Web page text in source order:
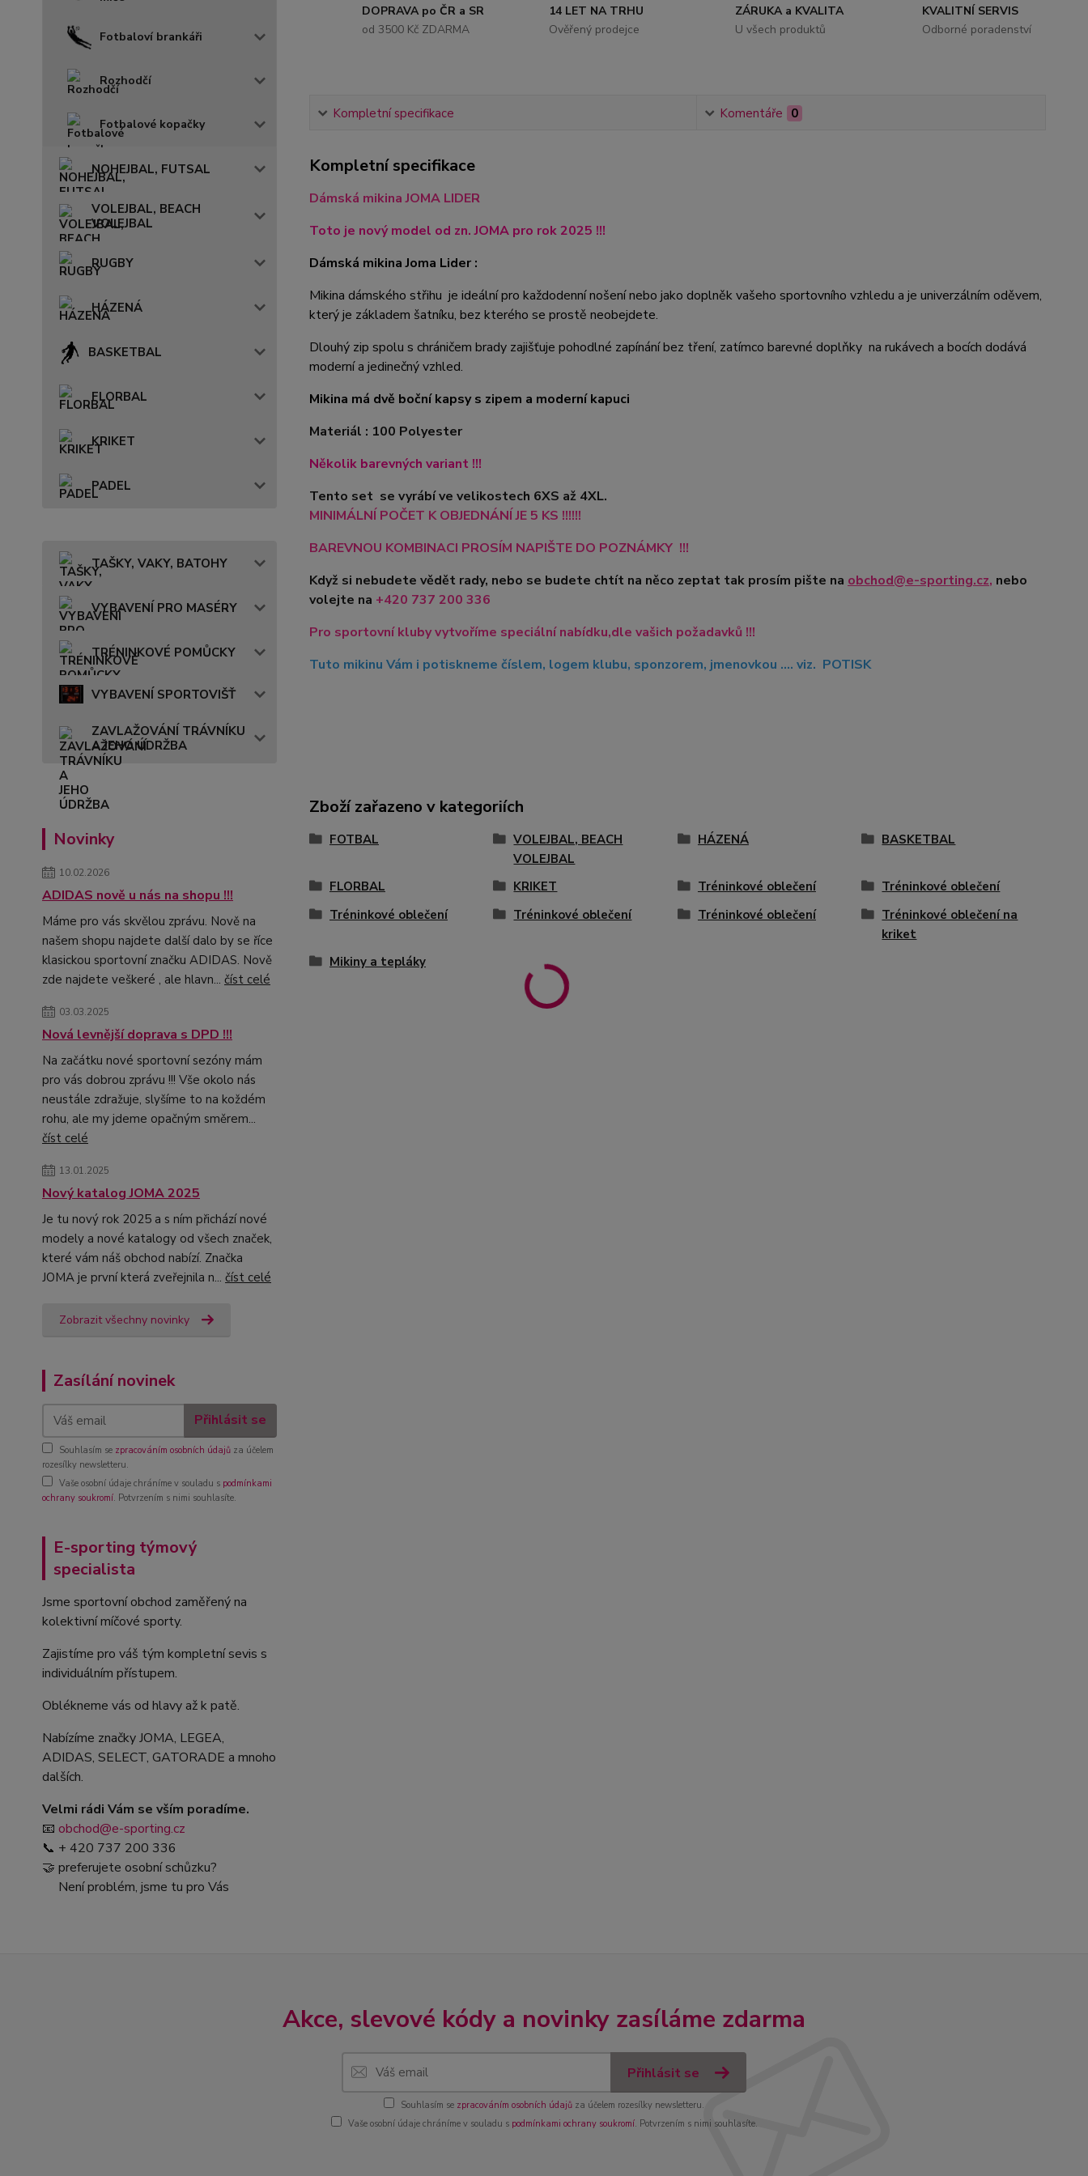
Fotbaloví brankáři
Rozhodčí
Fotbalové kopačky
NOHEJBAL, FUTSAL
VOLEJBAL, BEACH
VOLEJBAL
RUGBY
HÁZENÁ
BASKETBAL
FLORBAL
KRIKET
PADEL
TAŠKY, VAKY, BATOHY
VYBAVENÍ PRO MASÉRY
TRÉNINKOVÉ POMŮCKY
VYBAVENÍ SPORTOVIŠŤ
ZAVLAŽOVÁNÍ TRÁVNÍKU
A JEHO ÚDRŽBA
Novinky
10.02.2026
ADIDAS nově u nás na shopu !!!
Máme pro vás skvělou zprávu. Nově na
našem shopu najdete další dalo by se říce
klasickou sportovní značku ADIDAS. Nově
zde najdete veškeré , ale hlavn... číst celé
03.03.2025
Nová levnější doprava s DPD !!!
Na začátku nové sportovní sezóny mám
pro vás dobrou zprávu !!! Vše okolo nás
neustále zdražuje, slyšíme to na koždém
rohu, ale my jdeme opačným směrem...
číst celé
13.01.2025
Nový katalog JOMA 2025
Je tu nový rok 2025 a s ním přichází nové
modely a nové katalogy od všech značek,
které vám náš obchod nabízí. Značka
JOMA je první která zveřejnila n... číst celé
Zobrazit všechny novinky
Zasílání novinek
Přihlásit se
Souhlasím se zpracováním osobních údajů za účelem
rozesílky newsletteru.
Vaše osobní údaje chráníme v souladu s podmínkami
ochrany soukromí. Potvrzením s nimi souhlasíte.
E-sporting týmový
specialista
Jsme sportovní obchod zaměřený na
kolektivní míčové sporty.
Zajistíme pro váš tým kompletní sevis s
individuálním přístupem.
Oblékneme vás od hlavy až k patě.
Nabízíme značky JOMA, LEGEA,
ADIDAS, SELECT, GATORADE a mnoho
dalších.
Velmi rádi Vám se vším poradíme.
📧 obchod@e-sporting.cz
📞 + 420 737 200 336
🤝 preferujete osobní schůzku?
Není problém, jsme tu pro Vás
DOPRAVA po ČR a SR
od 3500 Kč ZDARMA
14 LET NA TRHU
Ověřený prodejce
ZÁRUKA a KVALITA
U všech produktů
KVALITNÍ SERVIS
Odborné poradenství
Kompletní specifikace Komentáře 0
Kompletní specifikace
Dámská mikina JOMA LIDER
Toto je nový model od zn. JOMA pro rok 2025 !!!
Dámská mikina Joma Lider :
Mikina dámského střihu je ideální pro každodenní nošení nebo jako doplněk vašeho sportovního vzhledu a je univerzálním oděvem,
který je základem šatníku, bez kterého se prostě neobejdete.
Dlouhý zip spolu s chráničem brady zajišťuje pohodlné zapínání bez tření, zatímco barevné doplňky na rukávech a bocích dodává
moderní a jedinečný vzhled.
Mikina má dvě boční kapsy s zipem a moderní kapuci
Materiál : 100 Polyester
Několik barevných variant !!!
Tento set se vyrábí ve velikostech 6XS až 4XL.
MINIMÁLNÍ POČET K OBJEDNÁNÍ JE 5 KS !!!!!!
BAREVNOU KOMBINACI PROSÍM NAPIŠTE DO POZNÁMKY !!!
Když si nebudete vědět rady, nebo se budete chtít na něco zeptat tak prosím pište na obchod@e-sporting.cz, nebo
volejte na +420 737 200 336
Pro sportovní kluby vytvoříme speciální nabídku,dle vašich požadavků !!!
Tuto mikinu Vám i potiskneme číslem, logem klubu, sponzorem, jmenovkou .... viz. POTISK
Zboží zařazeno v kategoriích
FOTBAL
VOLEJBAL, BEACH
VOLEJBAL
HÁZENÁ BASKETBAL
FLORBAL KRIKET Tréninkové oblečení
Tréninkové oblečení
Tréninkové oblečení
Tréninkové oblečení Tréninkové oblečení
Tréninkové oblečení na
kriket
Mikiny a tepláky
Akce, slevové kódy a novinky zasíláme zdarma
Přihlásit se
Souhlasím se zpracováním osobních údajů za účelem rozesílky newsletteru.
Vaše osobní údaje chráníme v souladu s podmínkami ochrany soukromí. Potvrzením s nimi souhlasíte.